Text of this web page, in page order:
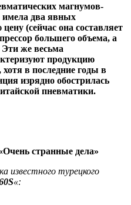
магнумов-
имела два явных
(сейчас она составляет
большего объема, а
же весьма
продукцию
в последние годы в
изрядно обострилась
пневматики.
странные дела»
известного турецкого
«: